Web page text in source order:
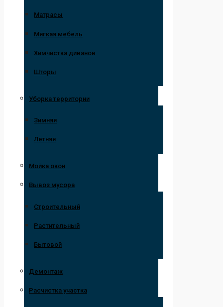
Матрасы
Мягкая мебель
Химчистка диванов
Шторы
Уборка территории
Зимняя
Летняя
Мойка окон
Вывоз мусора
Строительный
Растительный
Бытовой
Демонтаж
Расчистка участка